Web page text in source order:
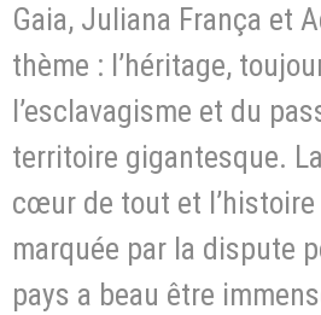
Gaia, Juliana França et
thème : l’héritage,
l’esclavagisme et du
territoire gigantesque.
cœur de tout et
marquée par la dispute
pays a beau être